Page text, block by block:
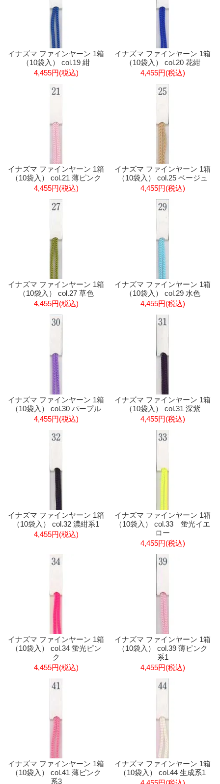
イナズマ ファインヤーン 1箱
（10袋入） col.19 紺
4,455円(税込)
イナズマ ファインヤーン 1箱
（10袋入） col.20 花紺
4,455円(税込)
イナズマ ファインヤーン 1箱
（10袋入） col.21 薄ピンク
4,455円(税込)
イナズマ ファインヤーン 1箱
（10袋入） col.25 ベージュ
4,455円(税込)
イナズマ ファインヤーン 1箱
（10袋入） col.27 草色
4,455円(税込)
イナズマ ファインヤーン 1箱
（10袋入） col.29 水色
4,455円(税込)
イナズマ ファインヤーン 1箱
（10袋入） col.30 パープル
4,455円(税込)
イナズマ ファインヤーン 1箱
（10袋入） col.31 深紫
4,455円(税込)
イナズマ ファインヤーン 1箱
（10袋入） col.32 濃紺系1
4,455円(税込)
イナズマ ファインヤーン 1箱
（10袋入） col.33 蛍光イエ
ロー
4,455円(税込)
イナズマ ファインヤーン 1箱
（10袋入） col.34 蛍光ピン
ク
4,455円(税込)
イナズマ ファインヤーン 1箱
（10袋入） col.39 薄ピンク
系1
4,455円(税込)
イナズマ ファインヤーン 1箱
（10袋入） col.41 薄ピンク
系3
イナズマ ファインヤーン 1箱
（10袋入） col.44 生成系1